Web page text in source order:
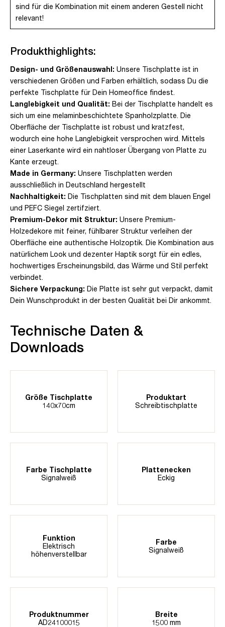
sind für die Kombination mit einem anderen Gestell nicht
relevant!
Produkthighlights:
Design- und Größenauswahl: Unsere Tischplatte ist in
verschiedenen Größen und Farben erhältlich, sodass Du die
perfekte Tischplatte für Dein Homeoffice findest.
Langlebigkeit und Qualität: Bei der Tischplatte handelt es
sich um eine melaminbeschichtete Spanholzplatte. Die
Oberfläche der Tischplatte ist robust und kratzfest,
wodurch eine hohe Langlebigkeit versprochen wird. Mittels
einer Laserkante wird ein nahtloser Übergang von Platte zu
Kante erzeugt.
Made in Germany: Unsere Tischplatten werden
ausschließlich in Deutschland hergestellt
Nachhaltigkeit: Die Tischplatten sind mit dem blauen Engel
und PEFC Siegel zertifziert.
Premium-Dekor mit Struktur: Unsere Premium-
Holzedekore mit feiner, fühlbarer Struktur verleihen der
Oberfläche eine authentische Holzoptik. Die Kombination aus
natürlichem Look und dezenter Haptik sorgt für ein edles,
hochwertiges Erscheinungsbild, das Wärme und Stil perfekt
verbindet.
Sichere Verpackung: Die Platte ist sehr gut verpackt, damit
Dein Wunschprodukt in der besten Qualität bei Dir ankommt.
Technische Daten &
Downloads
Größe Tischplatte
140x70cm
Produktart
Schreibtischplatte
Farbe Tischplatte
Signalweiß
Plattenecken
Eckig
Funktion
Elektrisch
höhenverstellbar
Farbe
Signalweiß
Produktnummer
AD24100015
Breite
1500 mm